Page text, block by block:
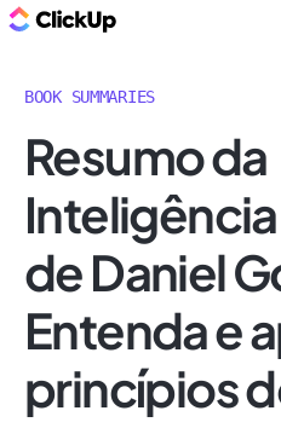
BOOK SUMMARIES
Resumo da
de Daniel
Entenda e
princípios